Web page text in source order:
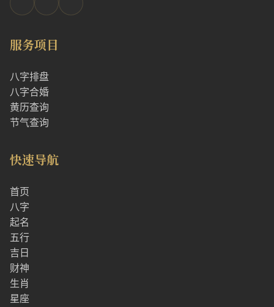
服务项目
八字排盘
八字合婚
黄历查询
节气查询
快速导航
首页
八字
起名
五行
吉日
财神
生肖
星座